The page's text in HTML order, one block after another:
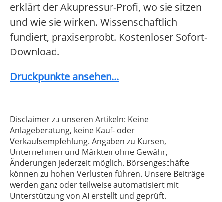
erklärt der Akupressur-Profi, wo sie sitzen
und wie sie wirken. Wissenschaftlich
fundiert, praxiserprobt. Kostenloser Sofort-
Download.
Druckpunkte ansehen...
Disclaimer zu unseren Artikeln: Keine
Anlageberatung, keine Kauf- oder
Verkaufsempfehlung. Angaben zu Kursen,
Unternehmen und Märkten ohne Gewähr;
Änderungen jederzeit möglich. Börsengeschäfte
können zu hohen Verlusten führen. Unsere Beiträge
werden ganz oder teilweise automatisiert mit
Unterstützung von AI erstellt und geprüft.